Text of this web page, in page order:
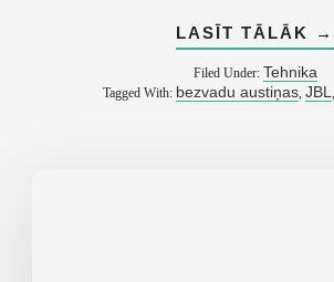
LASĪT TĀLĀK →
Filed Under: Tehnika
Tagged With: bezvadu austiņas, JBL ,